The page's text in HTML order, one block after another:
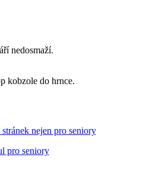
nedosmaží.
kobzole do hrnce.
nejen pro seniory